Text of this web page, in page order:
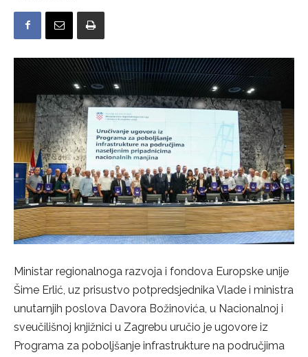
Ministar regionalnoga razvoja i fondova Europske unije
Šime Erlić, uz prisustvo potpredsjednika Vlade i ministra
unutarnjih poslova Davora Božinovića, u Nacionalnoj i
sveučilišnoj knjižnici u Zagrebu uručio je ugovore iz
Programa za poboljšanje infrastrukture na područjima